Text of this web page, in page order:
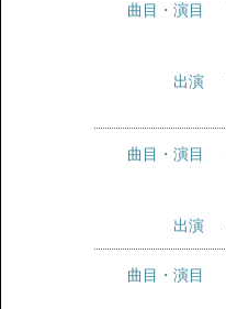
曲目・演目
出演
曲目・演目
出演
曲目・演目